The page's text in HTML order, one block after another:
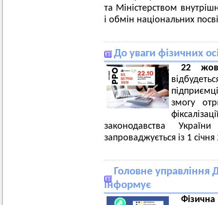
та Міністерством
і обмін національних
До уваги фізичних
22
змогу
законодавства
запроваджується із 1
Головне управління
інформує